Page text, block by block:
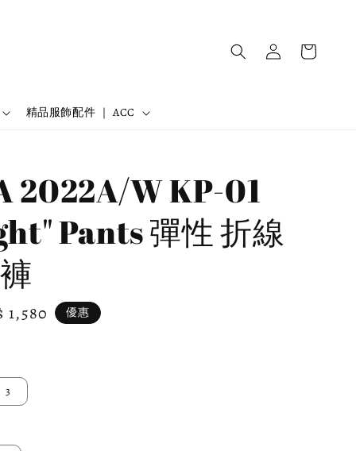
精品服飾配件 ｜ ACC
2022A/W KP-01
Pants 彈性 折線
1,580 優惠
3